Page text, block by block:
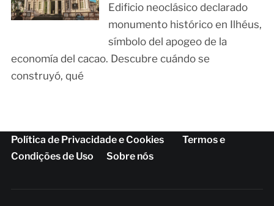
Edificio neoclásico declarado
monumento histórico en Ilhéus,
símbolo del apogeo de la
economía del cacao. Descubre cuándo se
construyó, qué
Política de Privacidade e Cookies
Termos e
Condições de Uso
Sobre nós